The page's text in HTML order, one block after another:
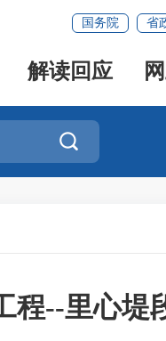
国务院 省
解读回应

程--里心堤